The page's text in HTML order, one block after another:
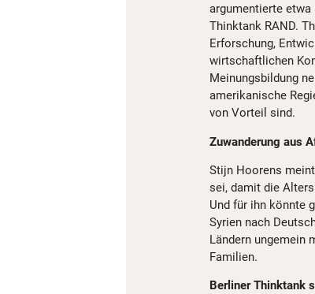
argumentierte
Thinktank RAND.
Erforschung,
wirtschaftlichen
Meinungsbildung
amerikanische
von Vorteil sind.
Zuwanderung aus
Stijn Hoorens
sei, damit die
Und für ihn könnte
Syrien nach
Ländern ungemein
Familien.
Berliner Thinktank